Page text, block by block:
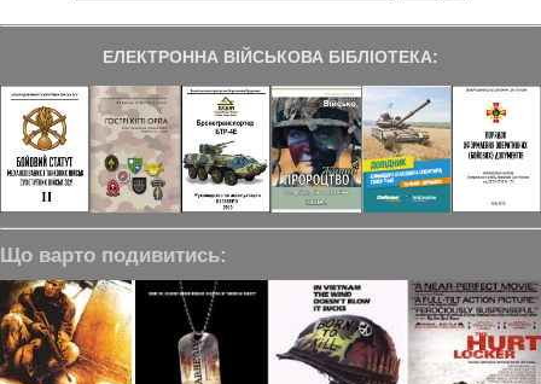
ЕЛЕКТРОННА ВІЙСЬКОВА БІБЛІОТЕКА:
Що варто подивитись: